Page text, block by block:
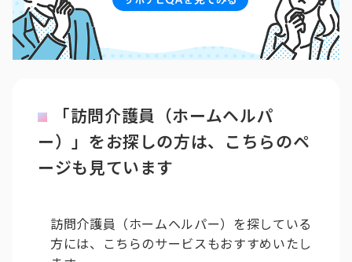
「訪問介護員（ホームヘルパ
ー）」をお探しの方は、こちらのペ
ージも見ています
訪問介護員（ホームヘルパー）を探している
方には、こちらのサービスもおすすめいたし